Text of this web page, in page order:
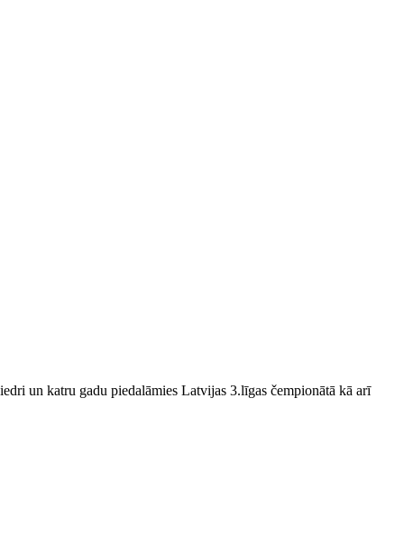
un katru gadu piedalāmies Latvijas 3.līgas čempionātā kā arī